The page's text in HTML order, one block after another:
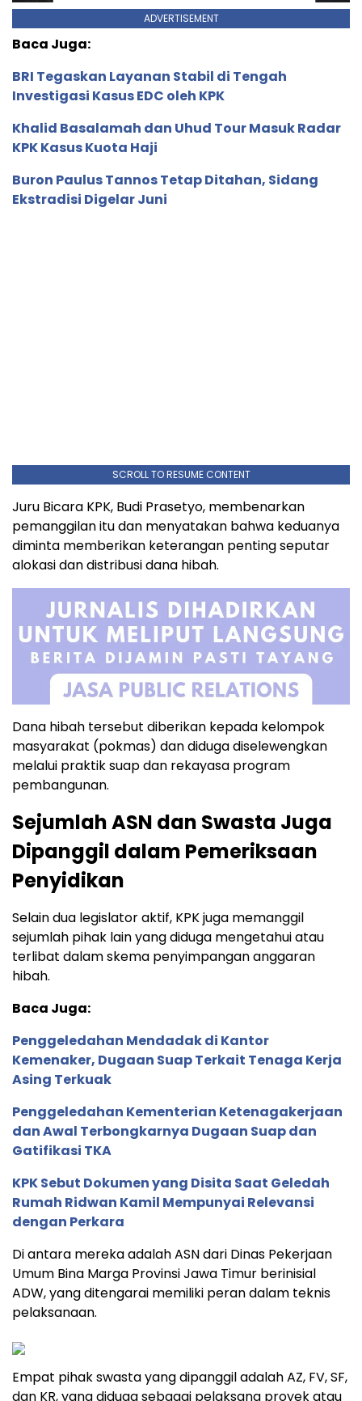
ADVERTISEMENT
Baca Juga:
BRI Tegaskan Layanan Stabil di Tengah
Investigasi Kasus EDC oleh KPK
Khalid Basalamah dan Uhud Tour Masuk Radar
KPK Kasus Kuota Haji
Buron Paulus Tannos Tetap Ditahan, Sidang
Ekstradisi Digelar Juni
SCROLL TO RESUME CONTENT
Juru Bicara KPK, Budi Prasetyo, membenarkan
pemanggilan itu dan menyatakan bahwa keduanya
diminta memberikan keterangan penting seputar
alokasi dan distribusi dana hibah.
Dana hibah tersebut diberikan kepada kelompok
masyarakat (pokmas) dan diduga diselewengkan
melalui praktik suap dan rekayasa program
pembangunan.
Sejumlah ASN dan Swasta Juga
Dipanggil dalam Pemeriksaan
Penyidikan
Selain dua legislator aktif, KPK juga memanggil
sejumlah pihak lain yang diduga mengetahui atau
terlibat dalam skema penyimpangan anggaran
hibah.
Baca Juga:
Penggeledahan Mendadak di Kantor
Kemenaker, Dugaan Suap Terkait Tenaga Kerja
Asing Terkuak
Penggeledahan Kementerian Ketenagakerjaan
dan Awal Terbongkarnya Dugaan Suap dan
Gatifikasi TKA
KPK Sebut Dokumen yang Disita Saat Geledah
Rumah Ridwan Kamil Mempunyai Relevansi
dengan Perkara
Di antara mereka adalah ASN dari Dinas Pekerjaan
Umum Bina Marga Provinsi Jawa Timur berinisial
ADW, yang ditengarai memiliki peran dalam teknis
pelaksanaan.
Empat pihak swasta yang dipanggil adalah AZ, FV, SF,
dan KR, yang diduga sebagai pelaksana proyek atau